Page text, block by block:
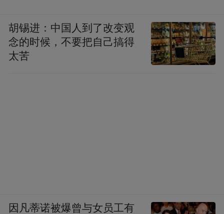
胡锡进：中国人到了改变观
念的时候，不要把自己搞得
太苦
因凡蒂诺被爆曾与女员工有